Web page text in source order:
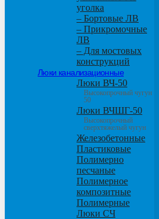
уголка
– Бортовые ЛВ
– Прикромочные
ЛВ
– Для мостовых
конструкций
Люки канализационные
Люки ВЧ-50
Высокопрочный чугун
50
Люки ВЧШГ-50
Высокопрочный
сверхтяжелый чугун
Железобетонные
Пластиковые
Полимерно
песчаные
Полимерное
композитные
Полимерные
Люки СЧ